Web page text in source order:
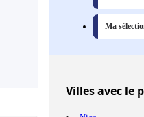
Ma
Villesavec le